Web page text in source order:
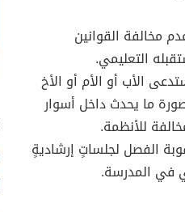
مخالفة القوانين
التعليمي.
الأب أو الأم أو الأخ
ما يحدث داخل أسوار
للأنظمة.
الفصل لجلساتٍ إرشاديةٍ
في المدرسة.